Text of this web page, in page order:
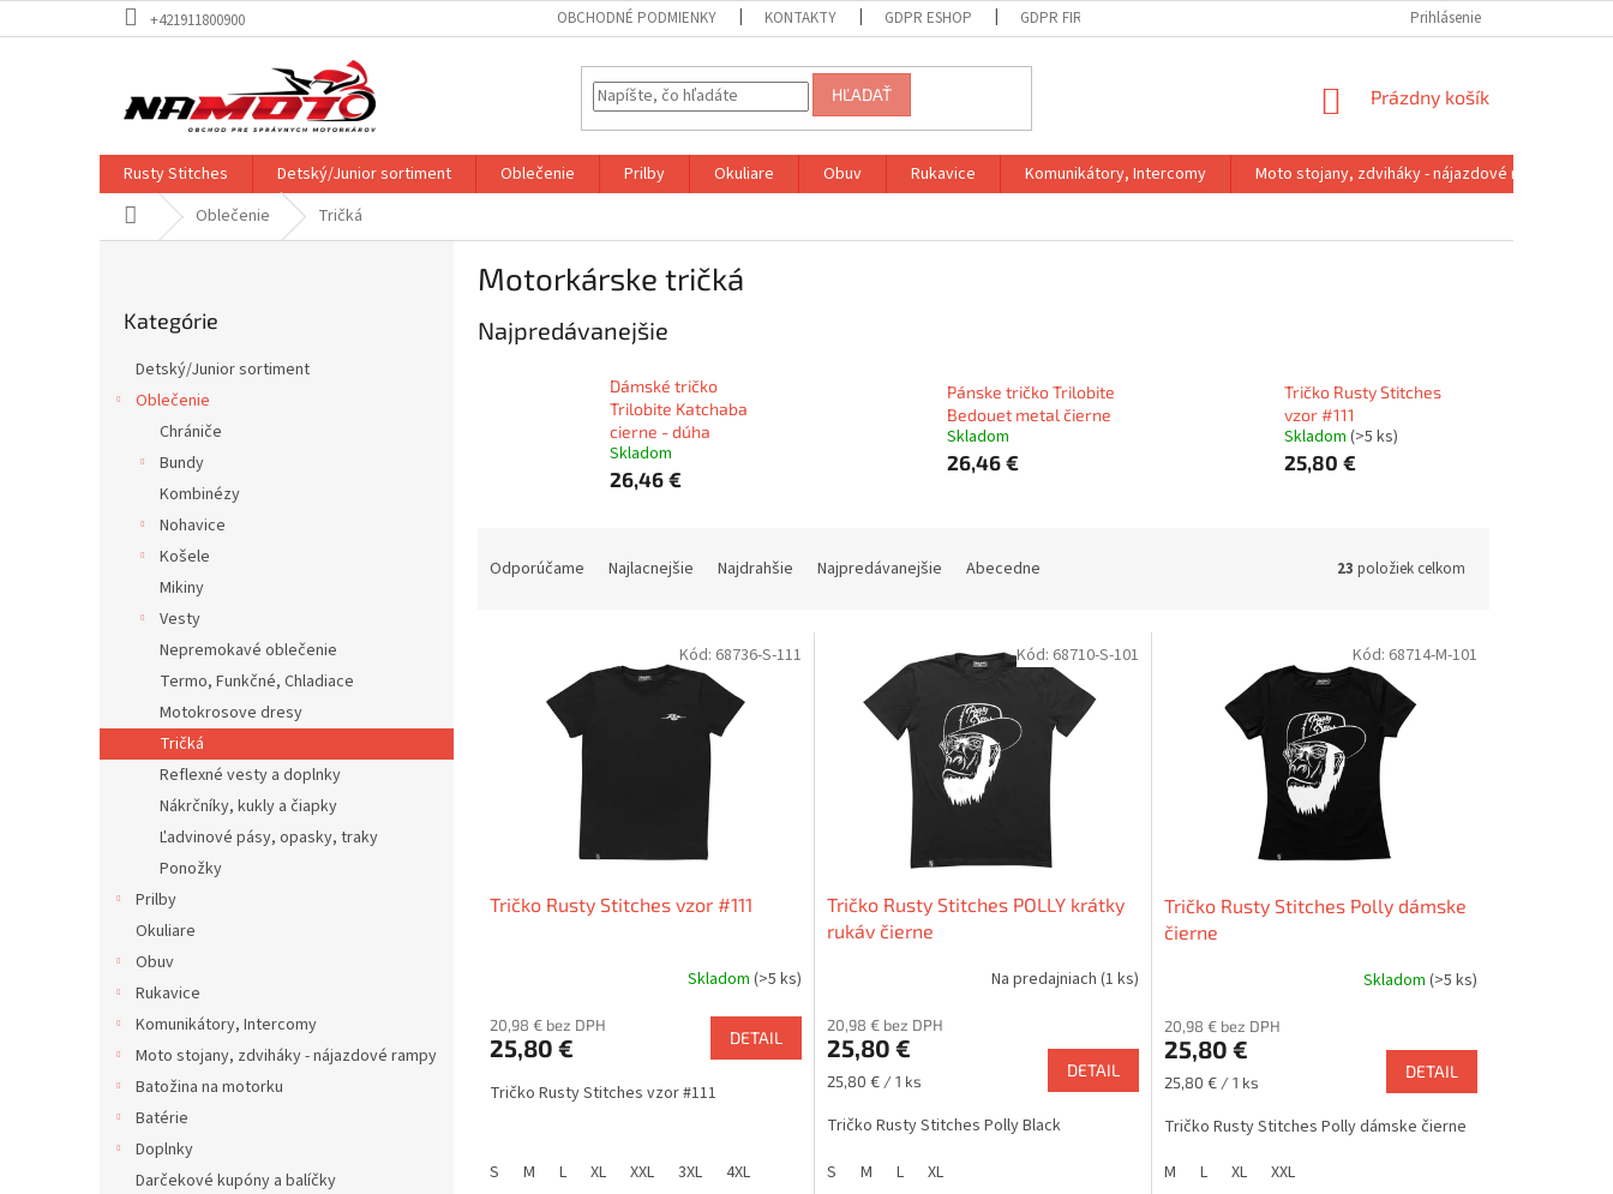
na
+421911800900 OBCHODNÉ PODMIENKY KONTAKTY GDPR ESHOP GDPR FIRMA VÝMENA VEĽKOSTI
Prihlásenie
HĽADAŤ
NÁKUPNÝ
Prázdny košík
Rusty Stitches Detský/Junior sortiment Oblečenie Prilby Okuliare Obuv Rukavice Komunikátory, Intercomy Moto stojany, zdviháky - nájazdové rampy
Domov Oblečenie Tričká
kategórie
Kategórie
Detský/Junior sortiment
Oblečenie
Chrániče
Bundy
Kombinézy
Nohavice
Košele
Mikiny
Vesty
Nepremokavé oblečenie
Termo, Funkčné, Chladiace
Motokrosove dresy
Tričká
Reflexné vesty a doplnky
Nákrčníky, kukly a čiapky
Ľadvinové pásy, opasky, traky
Ponožky
Prilby
Okuliare
Obuv
Rukavice
Komunikátory, Intercomy
Moto stojany, zdviháky - nájazdové rampy
Batožina na motorku
Batérie
Doplnky
Darčekové kupóny a balíčky
Motorkárske tričká
Najpredávanejšie
Dámské tričko
Trilobite Katchaba
cierne - dúha
Skladom
26,46 €
Pánske tričko Trilobite
Bedouet metal čierne
Skladom
26,46 €
Tričko Rusty Stitches
vzor #111
Skladom (>5 ks)
25,80 €
Odporúčame Najlacnejšie Najdrahšie Najpredávanejšie Abecedne 23 položiek celkom
Tričko Rusty Stitches vzor #111
Skladom (>5 ks)
20,98 € bez DPH
25,80 € DETAIL
Tričko Rusty Stitches vzor #111
S M L XL XXL 3XL 4XL
Kód: 68736-S-111
Tričko Rusty Stitches POLLY krátky
rukáv čierne
Na predajniach (1 ks)
20,98 € bez DPH
25,80 €
Jednotková
25,80 € / 1 ks
DETAIL
Tričko Rusty Stitches Polly Black
S
M L XL
Kód: 68710-S-101
Tričko Rusty Stitches Polly dámske
čierne
Skladom (>5 ks)
20,98 € bez DPH
25,80 €
Jednotková
25,80 € / 1 ks
DETAIL
Tričko Rusty Stitches Polly dámske čierne
M
L XL XXL
Kód: 68714-M-101